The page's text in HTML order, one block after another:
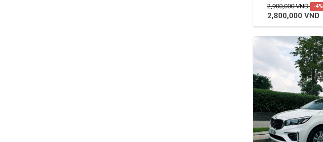
2,900,000 VND -4%
2,800,000 VND